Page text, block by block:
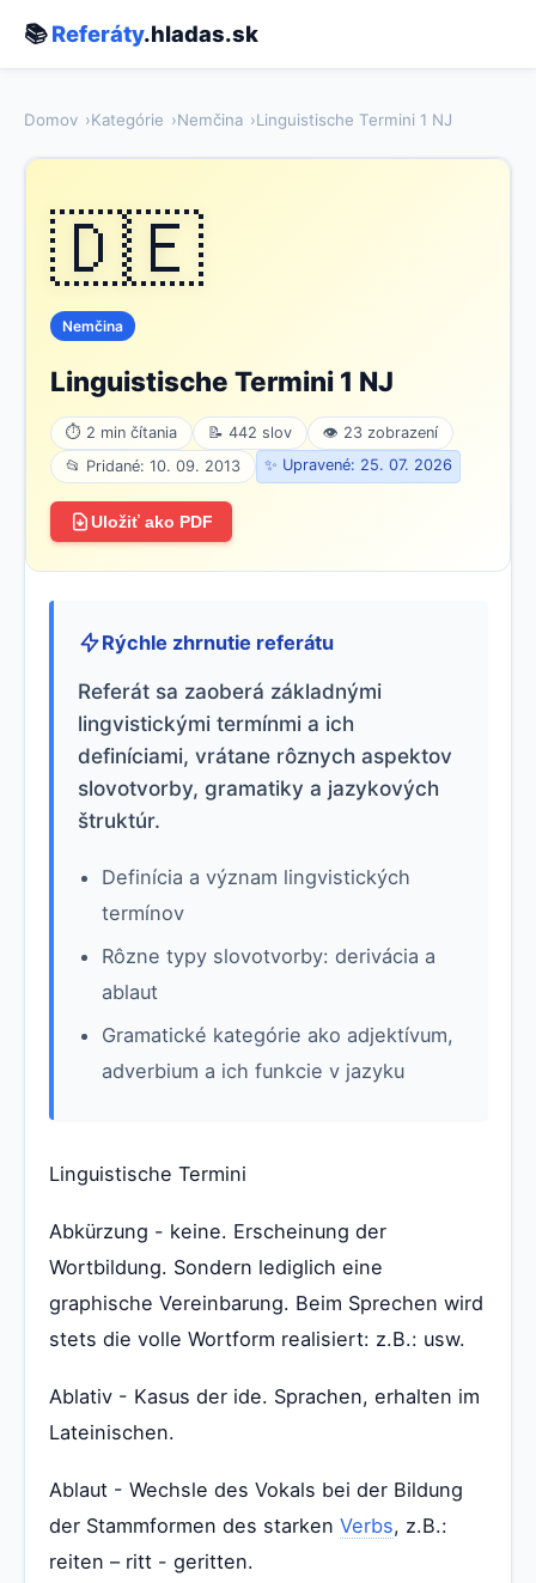
📚Referáty.hladas.sk
Domov Kategórie Nemčina Linguistische Termini 1 NJ
🇩🇪
Nemčina
Linguistische Termini 1 NJ
⏱ 2 min čítania 📝 442 slov
👁 23 zobrazení
📂 Pridané: 10. 09. 2013
✨ Upravené: 25. 07. 2026
Uložiť ako PDF
Rýchle zhrnutie referátu
Referát sa zaoberá základnými
lingvistickými termínmi a ich
definíciami, vrátane rôznych aspektov
slovotvorby, gramatiky a jazykových
štruktúr.
Definícia a význam lingvistických
termínov
Rôzne typy slovotvorby: derivácia a
ablaut
Gramatické kategórie ako adjektívum,
adverbium a ich funkcie v jazyku
Linguistische Termini
Abkürzung - keine. Erscheinung der
Wortbildung. Sondern lediglich eine
graphische Vereinbarung. Beim Sprechen wird
stets die volle Wortform realisiert: z.B.: usw.
Ablativ - Kasus der ide. Sprachen, erhalten im
Lateinischen.
Ablaut - Wechsle des Vokals bei der Bildung
der Stammformen des starken Verbs, z.B.:
reiten – ritt - geritten.